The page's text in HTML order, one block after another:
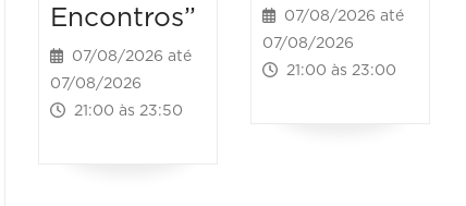
Encontros”
07/08/2026 até
07/08/2026
21:00 às 23:50
07/08/2026 até
07/08/2026
21:00 às 23:00